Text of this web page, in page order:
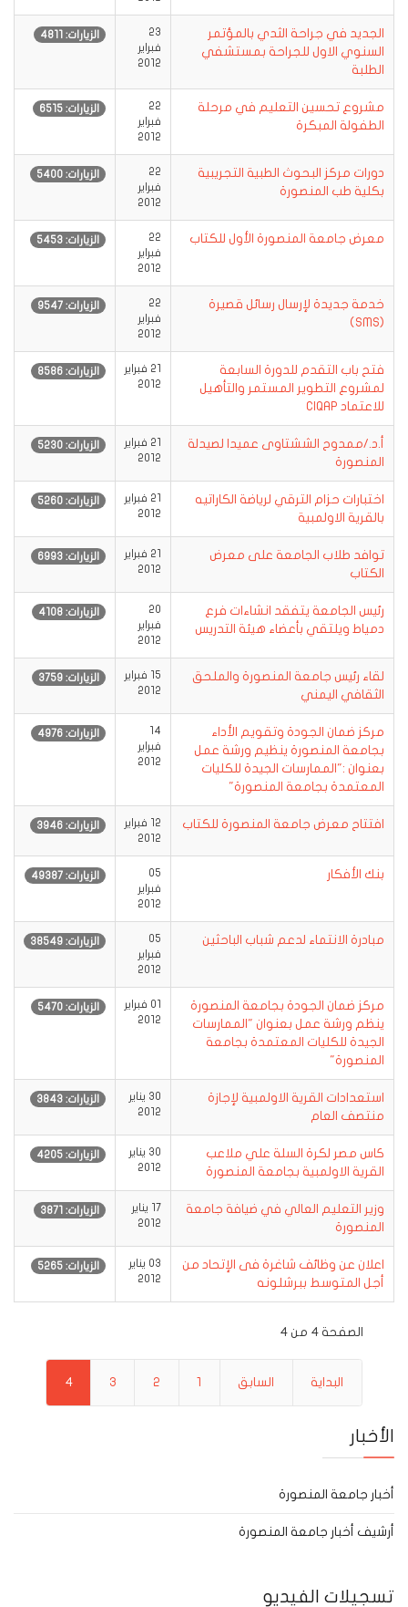
الجديد في جراحة الثدي بالمؤتمر
السنوي الاول للجراحة بمستشفي
الطلبة
23
فبراير
2012
الزيارات: 4811
مشروع تحسين التعليم في مرحلة
الطفولة المبكرة
22
فبراير
2012
الزيارات: 6515
دورات مركز البحوث الطبية التجريبية
بكلية طب المنصورة
22
فبراير
2012
الزيارات: 5400
معرض جامعة المنصورة الأول للكتاب
22
فبراير
2012
الزيارات: 5453
خدمة جديدة لإرسال رسائل قصيرة
(SMS)
22
فبراير
2012
الزيارات: 9547
فتح باب التقدم للدورة السابعة
لمشروع التطوير المستمر والتأهيل
للاعتماد CIQAP
21 فبراير
2012
الزيارات: 8586
أ.د./ممدوح الششتاوى عميدا لصيدلة
المنصورة
21 فبراير
2012
الزيارات: 5230
اختبارات حزام الترقي لرياضة الكاراتيه
بالقرية الاولمبية
21 فبراير
2012
الزيارات: 5260
توافد طلاب الجامعة على معرض
الكتاب
21 فبراير
2012
الزيارات: 6993
رئيس الجامعة يتفقد انشاءات فرع
دمياط ويلتقي بأعضاء هيئة التدريس
20
فبراير
2012
الزيارات: 4108
لقاء رئيس جامعة المنصورة والملحق
الثقافي اليمني
15 فبراير
2012
الزيارات: 3759
مركز ضمان الجودة وتقويم الأداء
بجامعة المنصورة ينظيم ورشة عمل
بعنوان :"الممارسات الجيدة للكليات
المعتمدة بجامعة المنصورة"
14
فبراير
2012
الزيارات: 4976
افتتاح معرض جامعة المنصورة للكتاب
12 فبراير
2012
الزيارات: 3946
بنك الأفكار
05
فبراير
2012
الزيارات: 49387
مبادرة الانتماء لدعم شباب الباحثين
05
فبراير
2012
الزيارات: 38549
مركز ضمان الجودة بجامعة المنصورة
ينظم ورشة عمل بعنوان "الممارسات
الجيدة للكليات المعتمدة بجامعة
المنصورة"
01 فبراير
2012
الزيارات: 5470
استعدادات القرية الاولمبية لإجازة
منتصف العام
30 يناير
2012
الزيارات: 3843
كاس مصر لكرة السلة علي ملاعب
القرية الاولمبية بجامعة المنصورة
30 يناير
2012
الزيارات: 4205
وزير التعليم العالي في ضيافة جامعة
المنصورة
17 يناير
2012
الزيارات: 3871
اعلان عن وظائف شاغرة فى الإتحاد من
أجل المتوسط ببرشلونه
03 يناير
2012
الزيارات: 5265
الصفحة 4 من 4
البداية السابق 1
2
3
4
الأخبار
أخبار جامعة المنصورة
أرشيف أخبار جامعة المنصورة
تسجيلات الفيديو